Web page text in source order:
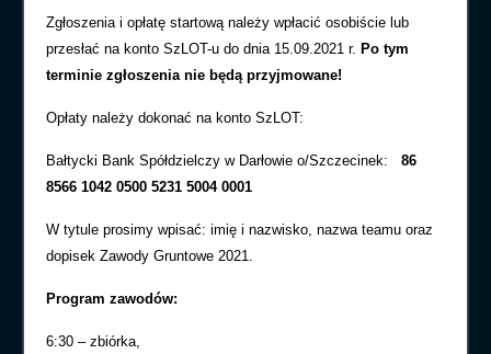
Zgłoszenia i opłatę startową należy wpłacić osobiście lub
przesłać na konto SzLOT-u do dnia 15.09.2021 r. Po tym
terminie zgłoszenia nie będą przyjmowane!
Opłaty należy dokonać na konto SzLOT:
Bałtycki Bank Spółdzielczy w Darłowie o/Szczecinek:86
8566 1042 0500 5231 5004 0001
W tytule prosimy wpisać: imię i nazwisko, nazwa teamu oraz
dopisek Zawody Gruntowe 2021.
Program zawodów:
6:30 – zbiórka,